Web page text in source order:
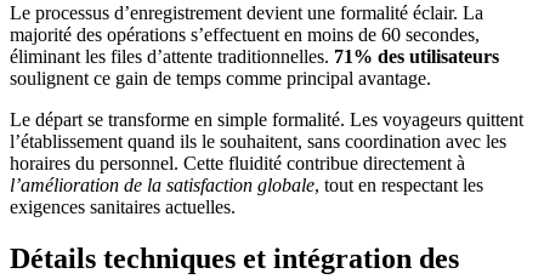
Le processus d’enregistrement devient une formalité éclair. La
majorité des opérations s’effectuent en moins de 60 secondes,
éliminant les files d’attente traditionnelles. 71% des utilisateurs
soulignent ce gain de temps comme principal avantage.
Le départ se transforme en simple formalité. Les voyageurs quittent
l’établissement quand ils le souhaitent, sans coordination avec les
horaires du personnel. Cette fluidité contribue directement à
l’amélioration de la satisfaction globale, tout en respectant les
exigences sanitaires actuelles.
Détails techniques et intégration des